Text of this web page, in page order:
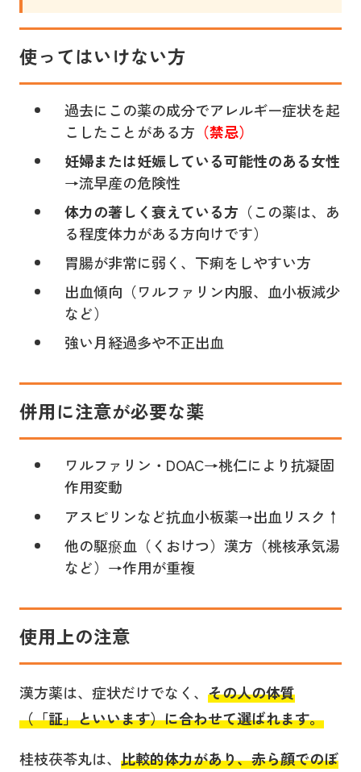
使ってはいけない方
過去にこの薬の成分でアレルギー症状を起
こしたことがある方 （禁忌）
妊婦または妊娠している可能性のある女性
→流早産の危険性
体力の著しく衰えている方 （この薬は、あ
る程度体力がある方向けです）
胃腸が非常に弱く、下痢をしやすい方
出血傾向（ワルファリン内服、血小板減少
など）
強い月経過多や不正出血
併用に注意が必要な薬
ワルファリン・DOAC→桃仁により抗凝固
作用変動
アスピリンなど抗血小板薬→出血リスク↑
他の駆瘀血（くおけつ）漢方（桃核承気湯
など）→作用が重複
使用上の注意
漢方薬は、症状だけでなく、 その人の体質
（「証」といいます）に合わせて選ばれます。
桂枝茯苓丸は、 比較的体力があり、赤ら顔でのぼ